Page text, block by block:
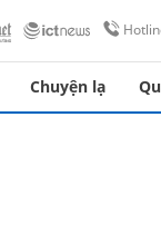
Chuyện lạ